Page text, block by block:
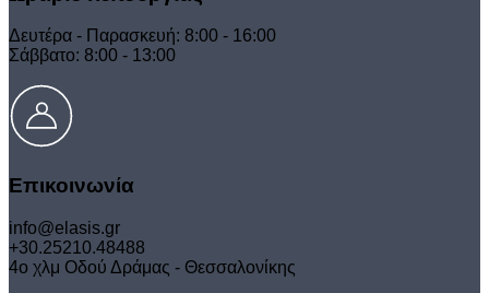
Δευτέρα - Παρασκευή: 8:00 - 16:00
Σάββατο: 8:00 - 13:00
Επικοινωνία
info@elasis.gr
+30.25210.48488
4ο χλμ Οδού Δράμας - Θεσσαλονίκης